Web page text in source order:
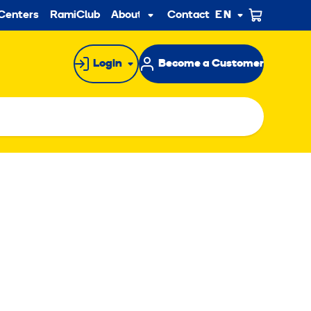
RamiClub About usSub
menu
Contact EN
Login Become a Customer